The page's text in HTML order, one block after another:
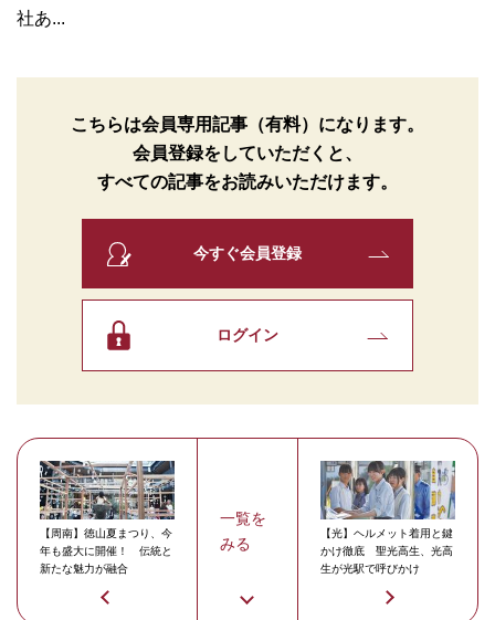
社あ...
こちらは会員専用記事（有料）になります。
会員登録をしていただくと、
すべての記事をお読みいただけます。
今すぐ会員登録
ログイン
【周南】徳山夏まつり、今
年も盛大に開催！ 伝統と
新たな魅力が融合
一覧を
みる
【光】ヘルメット着用と鍵
かけ徹底 聖光高生、光高
生が光駅で呼びかけ